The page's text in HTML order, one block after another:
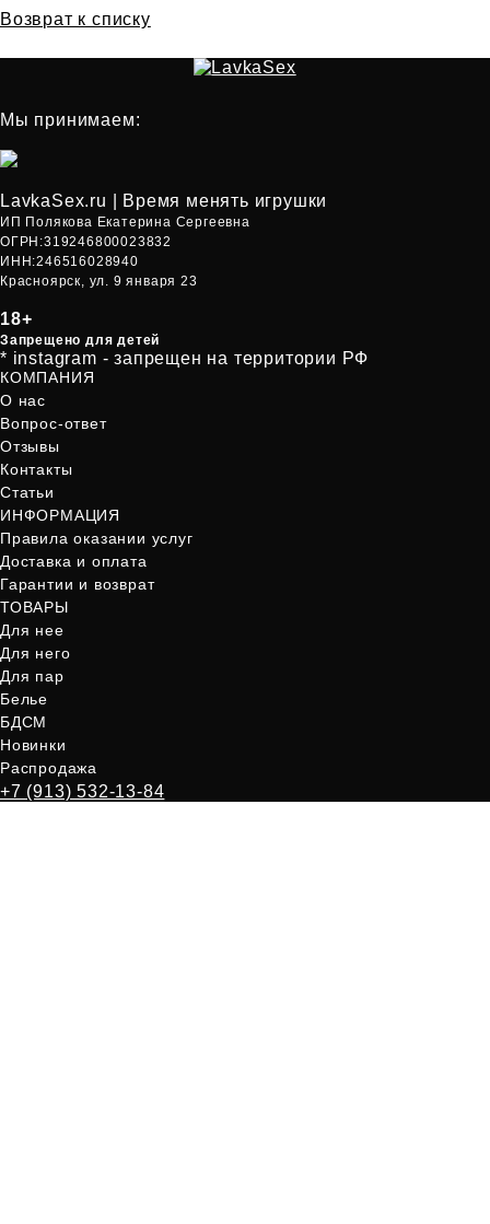
Возврат к списку
Мы принимаем:
LavkaSex.ru | Время менять игрушки
ИП Полякова Екатерина Сергеевна
ОГРН:319246800023832
ИНН:246516028940
Красноярск, ул. 9 января 23
18+
Запрещено для детей
* instagram - запрещен на территории РФ
КОМПАНИЯ
О нас
Вопрос-ответ
Отзывы
Контакты
Статьи
ИНФОРМАЦИЯ
Правила оказании услуг
Доставка и оплата
Гарантии и возврат
ТОВАРЫ
Для нее
Для него
Для пар
Белье
БДСМ
Новинки
Распродажа
+7 (913) 532-13-84